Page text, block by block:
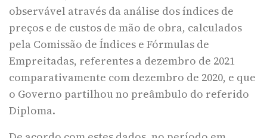
observável através da análise dos índices de
preços e de custos de mão de obra, calculados
pela Comissão de Índices e Fórmulas de
Empreitadas, referentes a dezembro de 2021
comparativamente com dezembro de 2020, e que
o Governo partilhou no preâmbulo do referido
Diploma.